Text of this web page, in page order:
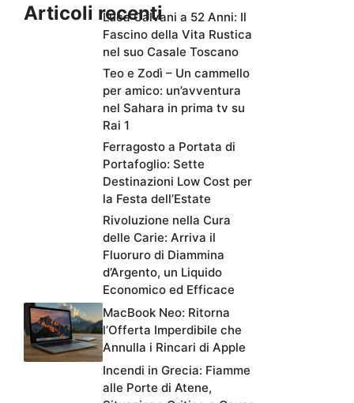
Articoli recentiLuca Calvani a 52 Anni: Il
Fascino della Vita Rustica
nel suo Casale Toscano
Teo e Zodì – Un cammello
per amico: un’avventura
nel Sahara in prima tv su
Rai 1
Ferragosto a Portata di
Portafoglio: Sette
Destinazioni Low Cost per
la Festa dell’Estate
Rivoluzione nella Cura
delle Carie: Arriva il
Fluoruro di Diammina
d’Argento, un Liquido
Economico ed Efficace
MacBook Neo: Ritorna
l’Offerta Imperdibile che
Annulla i Rincari di Apple
Incendi in Grecia: Fiamme
alle Porte di Atene,